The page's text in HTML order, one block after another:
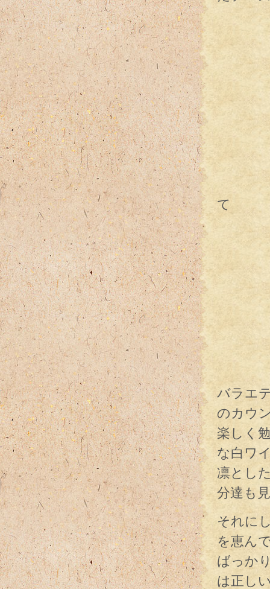
こ
頂い
て
バラエ
のカウ
楽しく
な白ワ
凛とし
分達も
それに
を恵ん
ばっか
は正し